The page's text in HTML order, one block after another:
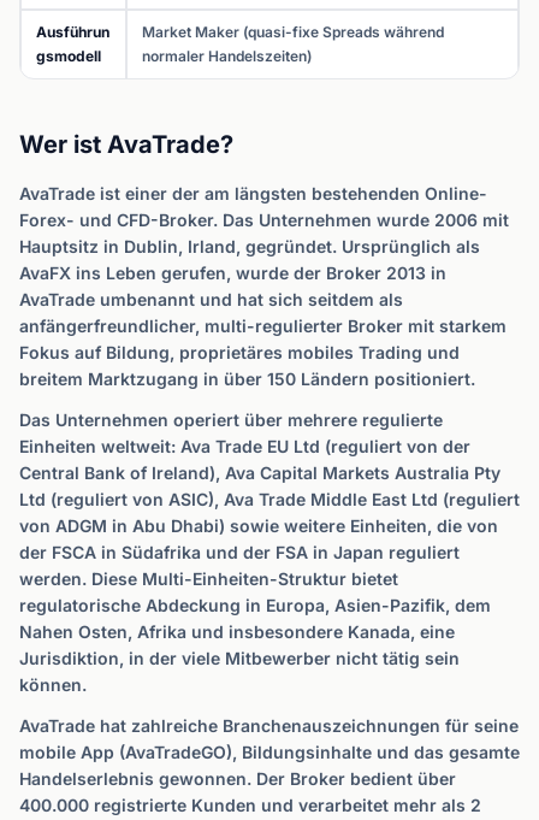
Ausführun
gsmodell
Market Maker (quasi-fixe Spreads während
normaler Handelszeiten)
Wer ist AvaTrade?
AvaTrade ist einer der am längsten bestehenden Online-
Forex- und CFD-Broker. Das Unternehmen wurde 2006 mit
Hauptsitz in Dublin, Irland, gegründet. Ursprünglich als
AvaFX ins Leben gerufen, wurde der Broker 2013 in
AvaTrade umbenannt und hat sich seitdem als
anfängerfreundlicher, multi-regulierter Broker mit starkem
Fokus auf Bildung, proprietäres mobiles Trading und
breitem Marktzugang in über 150 Ländern positioniert.
Das Unternehmen operiert über mehrere regulierte
Einheiten weltweit: Ava Trade EU Ltd (reguliert von der
Central Bank of Ireland), Ava Capital Markets Australia Pty
Ltd (reguliert von ASIC), Ava Trade Middle East Ltd (reguliert
von ADGM in Abu Dhabi) sowie weitere Einheiten, die von
der FSCA in Südafrika und der FSA in Japan reguliert
werden. Diese Multi-Einheiten-Struktur bietet
regulatorische Abdeckung in Europa, Asien-Pazifik, dem
Nahen Osten, Afrika und insbesondere Kanada, eine
Jurisdiktion, in der viele Mitbewerber nicht tätig sein
können.
AvaTrade hat zahlreiche Branchenauszeichnungen für seine
mobile App (AvaTradeGO), Bildungsinhalte und das gesamte
Handelserlebnis gewonnen. Der Broker bedient über
400.000 registrierte Kunden und verarbeitet mehr als 2